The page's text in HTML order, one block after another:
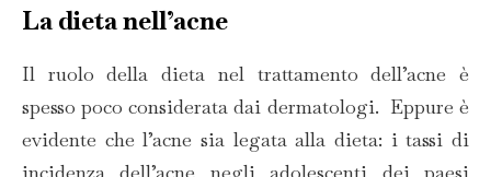
La dieta nell’acne
Il ruolo della dieta nel trattamento dell’acne è
spesso poco considerata dai dermatologi. Eppure è
evidente che l’acne sia legata alla dieta: i tassi di